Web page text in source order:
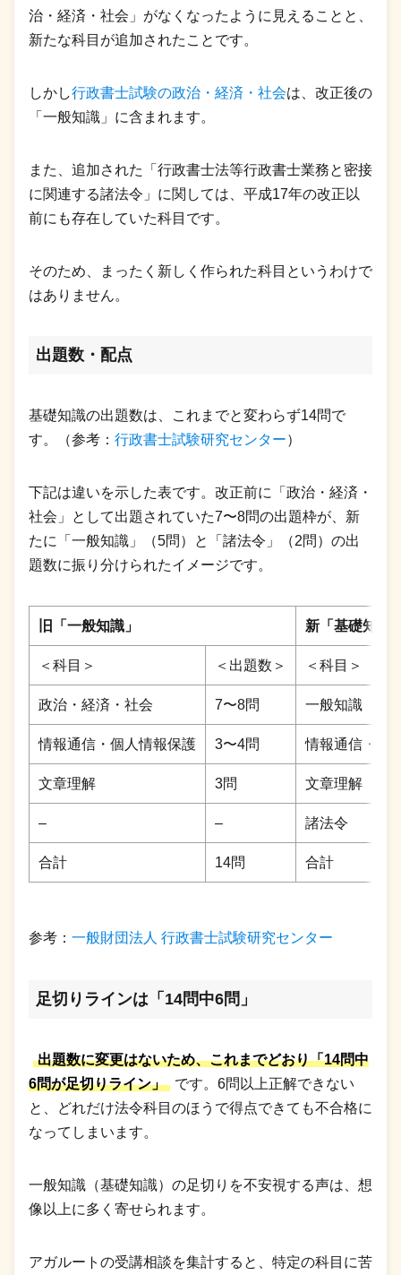
治・経済・社会」がなくなったように見えることと、
新たな科目が追加されたことです。
しかし行政書士試験の政治・経済・社会は、改正後の
「一般知識」に含まれます。
また、追加された「行政書士法等行政書士業務と密接
に関連する諸法令」に関しては、平成17年の改正以
前にも存在していた科目です。
そのため、まったく新しく作られた科目というわけで
はありません。
出題数・配点
基礎知識の出題数は、これまでと変わらず14問で
す。（参考： 行政書士試験研究センター）
下記は違いを示した表です。改正前に「政治・経済・
社会」として出題されていた7〜8問の出題枠が、新
たに「一般知識」（5問）と「諸法令」（2問）の出
題数に振り分けられたイメージです。
旧「一般知識」 新「基礎知識
＜科目＞ ＜出題数＞ ＜科目＞
政治・経済・社会 7〜8問 一般知識
情報通信・個人情報保護 3〜4問 情報通信・個
文章理解 3問 文章理解
– – 諸法令
合計 14問 合計
参考： 一般財団法人 行政書士試験研究センター
足切りラインは「14問中6問」
出題数に変更はないため、これまでどおり「14問中
6問が足切りライン」
です。6問以上正解できない
と、どれだけ法令科目のほうで得点できても不合格に
なってしまいます。
一般知識（基礎知識）の足切りを不安視する声は、想
像以上に多く寄せられます。
アガルートの受講相談を集計すると、特定の科目に苦